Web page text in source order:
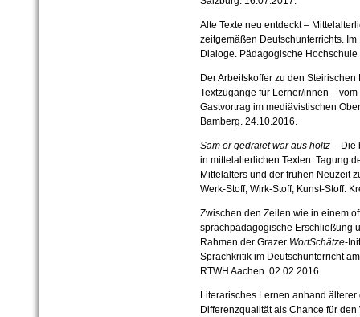
Alte Texte neu entdeckt –
zeitgemäßen Deutschunterrichts.
Dialoge. Pädagogische
Der Arbeitskoffer zu den
Textzugänge für Lerner/innen –
Gastvortrag im mediävistischen
Bamberg. 24.10.2016.
Sam er gedraiet wär aus holtz– Die
in mittelalterlichen Texten. Tagung
Mittelalters und der frühen Neuzeit
Werk-Stoff, Wirk-Stoff, Kunst-Stoff.
Zwischen den Zeilen wie in einem
sprachpädagogische Erschließung
Rahmen der Grazer WortSchätze-
Sprachkritik im Deutschunterricht
RTWH Aachen. 02.02.2016.
Literarisches Lernen anhand
Differenzqualität als Chance für